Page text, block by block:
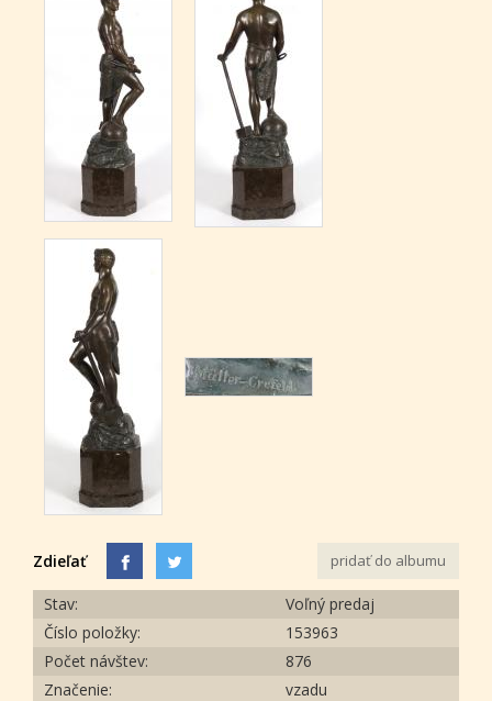
Zdieľať pridať do albumu
Stav:
Voľný predaj
Číslo položky:
153963
Počet návštev:
876
Značenie:
vzadu